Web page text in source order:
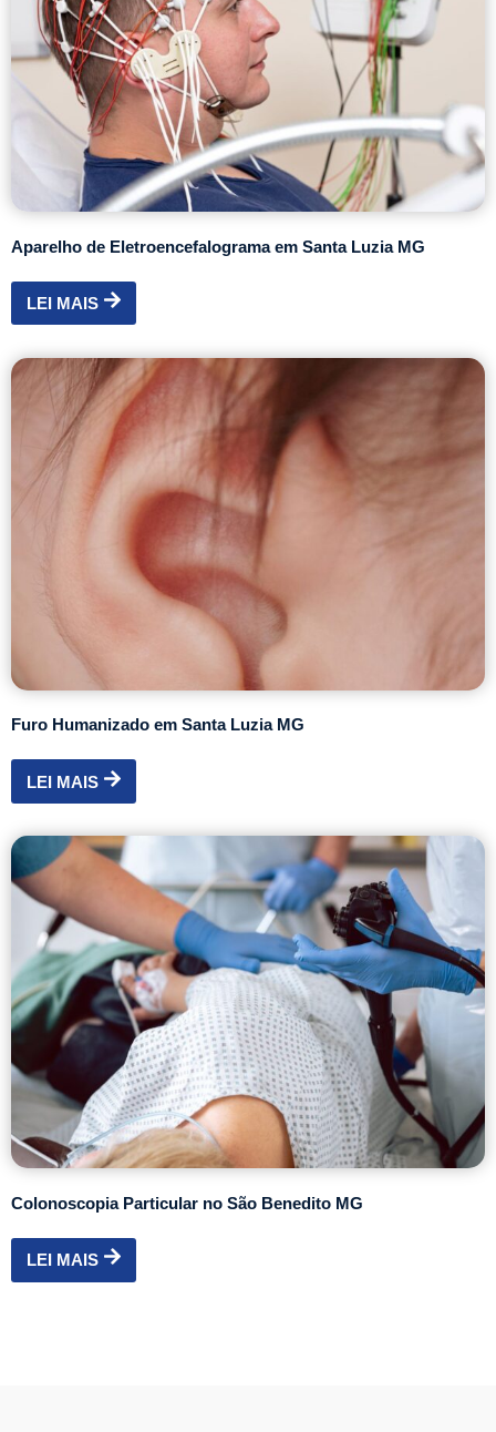
Aparelho de Eletroencefalograma em Santa Luzia MG
LEI MAIS
Furo Humanizado em Santa Luzia MG
LEI MAIS
Colonoscopia Particular no São Benedito MG
LEI MAIS